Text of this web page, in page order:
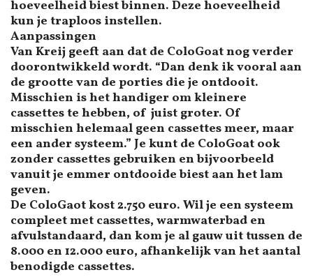
hoeveelheid biest binnen. Deze hoeveelheid
kun je traploos instellen.
Aanpassingen
Van Kreij geeft aan dat de ColoGoat nog verder
doorontwikkeld wordt. “Dan denk ik vooral aan
de grootte van de porties die je ontdooit.
Misschien is het handiger om kleinere
cassettes te hebben, of juist groter. Of
misschien helemaal geen cassettes meer, maar
een ander systeem.” Je kunt de ColoGoat ook
zonder cassettes gebruiken en bijvoorbeeld
vanuit je emmer ontdooide biest aan het lam
geven.
De ColoGaot kost 2.750 euro. Wil je een systeem
compleet met cassettes, warmwaterbad en
afvulstandaard, dan kom je al gauw uit tussen de
8.000 en 12.000 euro, afhankelijk van het aantal
benodigde cassettes.